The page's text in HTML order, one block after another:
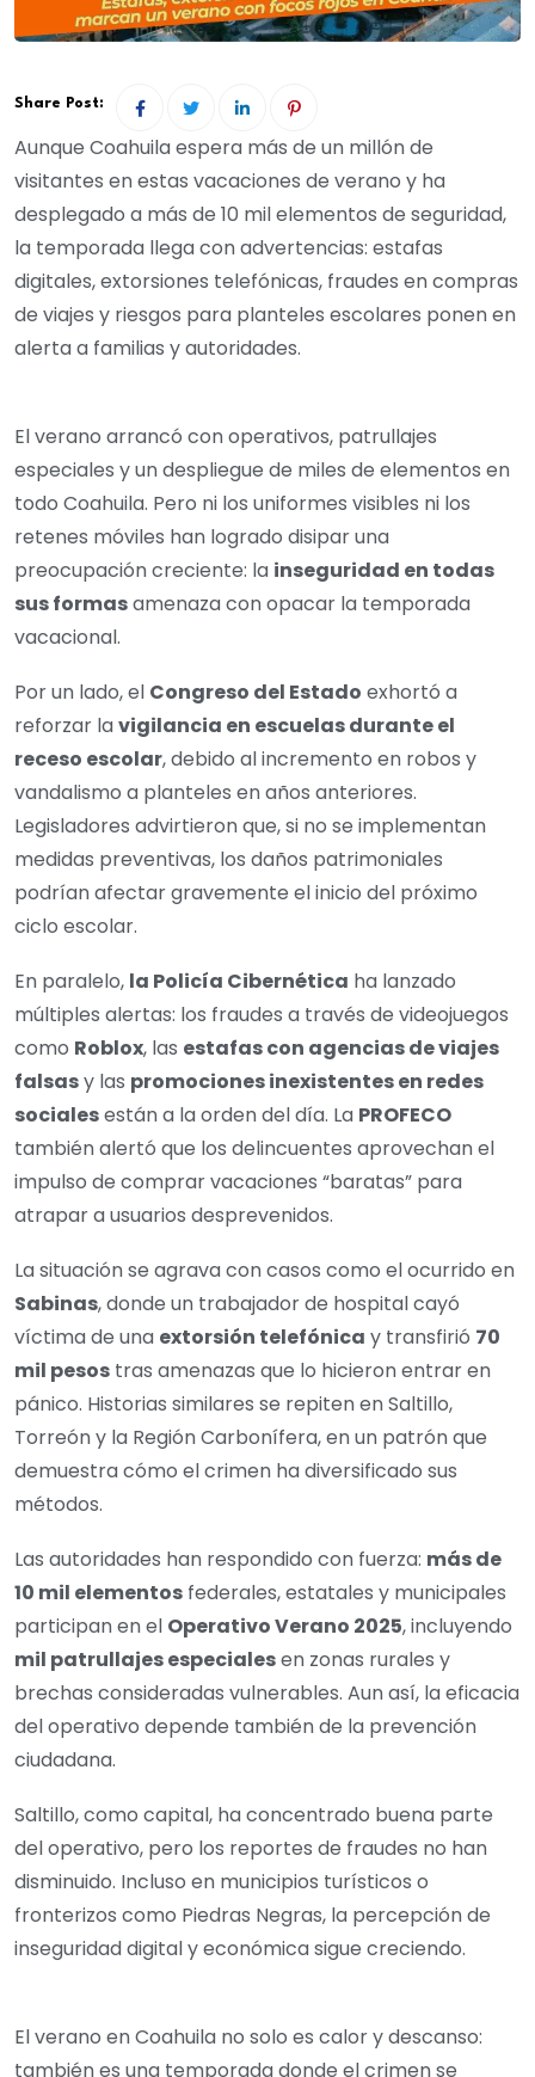
Share Post:
Aunque Coahuila espera más de un millón de
visitantes en estas vacaciones de verano y ha
desplegado a más de 10 mil elementos de seguridad,
la temporada llega con advertencias: estafas
digitales, extorsiones telefónicas, fraudes en compras
de viajes y riesgos para planteles escolares ponen en
alerta a familias y autoridades.
El verano arrancó con operativos, patrullajes
especiales y un despliegue de miles de elementos en
todo Coahuila. Pero ni los uniformes visibles ni los
retenes móviles han logrado disipar una
preocupación creciente: la inseguridad en todas
sus formasamenaza con opacar la temporada
vacacional.
Por un lado, el Congreso del Estado exhortó a
reforzar lavigilancia en escuelas durante el
receso escolar, debido al incremento en robos y
vandalismo a planteles en años anteriores.
Legisladores advirtieron que, si no se implementan
medidas preventivas, los daños patrimoniales
podrían afectar gravemente el inicio del próximo
ciclo escolar.
En paralelo, la Policía Cibernética ha lanzado
múltiples alertas: los fraudes a través de videojuegos
como Roblox, las estafas con agencias de viajes
falsasy las promociones inexistentes en redes
socialesestán a la orden del día. La PROFECO
también alertó que los delincuentes aprovechan el
impulso de comprar vacaciones “baratas” para
atrapar a usuarios desprevenidos.
La situación se agrava con casos como el ocurrido en
Sabinas, donde un trabajador de hospital cayó
víctima de una extorsión telefónica y transfirió 70
mil pesos tras amenazas que lo hicieron entrar en
pánico. Historias similares se repiten en Saltillo,
Torreón y la Región Carbonífera, en un patrón que
demuestra cómo el crimen ha diversificado sus
métodos.
Las autoridades han respondido con fuerza: más de
10 mil elementos federales, estatales y municipales
participan en el Operativo Verano 2025, incluyendo
mil patrullajes especialesen zonas rurales y
brechas consideradas vulnerables. Aun así, la eficacia
del operativo depende también de la prevención
ciudadana.
Saltillo, como capital, ha concentrado buena parte
del operativo, pero los reportes de fraudes no han
disminuido. Incluso en municipios turísticos o
fronterizos como Piedras Negras, la percepción de
inseguridad digital y económica sigue creciendo.
El verano en Coahuila no solo es calor y descanso:
también es una temporada donde el crimen se